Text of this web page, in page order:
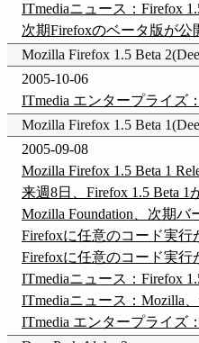
ITmediaニュース：Firefox
次期Firefoxのベータ版が公
Mozilla Firefox 1.5 Beta
2005-10-06
ITmedia エンタープライズ
Mozilla Firefox 1.5 Beta
2005-09-08
Mozilla Firefox 1.5 Beta 1
来週8日、Firefox 1.5 Beta
Mozilla Foundation、次期
Firefoxに任意のコード実
Firefoxに任意のコード実行
ITmediaニュース：Firefox
ITmediaニュース：Mozilla
ITmedia エンタープライズ